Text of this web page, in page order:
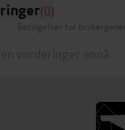
(0)
Betingelser for
vurderinger ennå